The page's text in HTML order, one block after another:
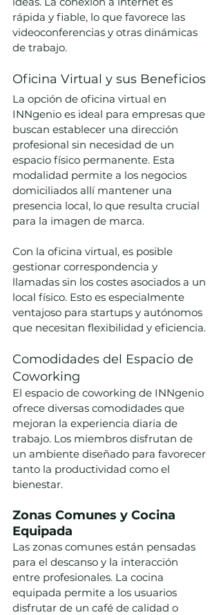
rápida y fiable, lo que favorece las
videoconferencias y otras dinámicas
de trabajo.
Oficina Virtual y sus Beneficios
La opción de oficina virtual en
INNgenio es ideal para empresas que
buscan establecer una dirección
profesional sin necesidad de un
espacio físico permanente. Esta
modalidad permite a los negocios
domiciliados allí mantener una
presencia local, lo que resulta crucial
para la imagen de marca.
Con la oficina virtual, es posible
gestionar correspondencia y
llamadas sin los costes asociados a un
local físico. Esto es especialmente
ventajoso para startups y autónomos
que necesitan flexibilidad y eficiencia.
Comodidades del Espacio de
Coworking
El espacio de coworking de INNgenio
ofrece diversas comodidades que
mejoran la experiencia diaria de
trabajo. Los miembros disfrutan de
un ambiente diseñado para favorecer
tanto la productividad como el
bienestar.
Zonas Comunes y Cocina
Equipada
Las zonas comunes están pensadas
para el descanso y la interacción
entre profesionales. La cocina
equipada permite a los usuarios
disfrutar de un café de calidad o